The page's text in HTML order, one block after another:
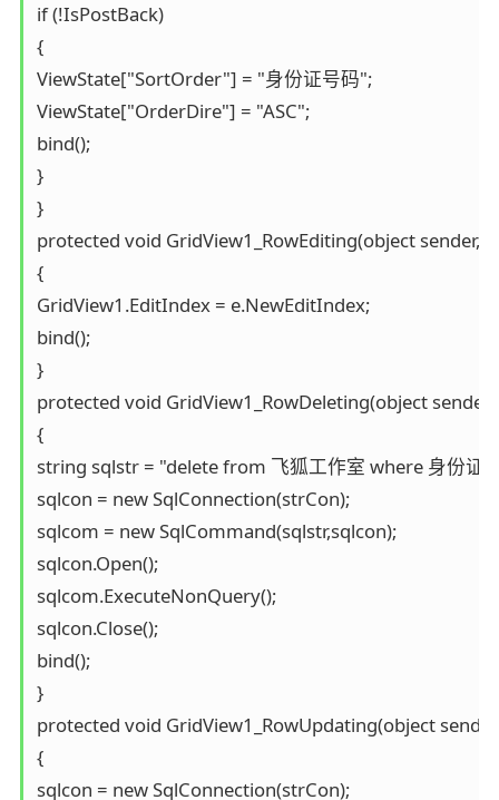
if (!IsPostBack)
{
ViewState["SortOrder"] = "身份证号码";
ViewState["OrderDire"] = "ASC";
bind();
}
}
protected void GridView1_RowEditing(object sender,
{
GridView1.EditIndex = e.NewEditIndex;
bind();
}
protected void GridView1_RowDeleting(object
{
string sqlstr = "delete from 飞狐工作室 where 身份证
sqlcon = new SqlConnection(strCon);
sqlcom = new SqlCommand(sqlstr,sqlcon);
sqlcon.Open();
sqlcom.ExecuteNonQuery();
sqlcon.Close();
bind();
}
protected void GridView1_RowUpdating(object
{
sqlcon = new SqlConnection(strCon);